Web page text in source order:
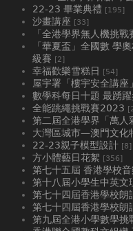
22-23 畢業典禮 [195]
沙畫講座 [33]
「全港學界無人機挑
「華夏盃」全國數 學
級賽 [2]
幸福歡樂雪糕日 [54]
屋宇署「樓宇安全講座」
數學科每日十題 最踴
全能跳繩挑戰賽2023
第二屆全港學界「萬人
大灣區城市—澳門文化
22-23親子模型設計 [8]
方小體藝日花絮 [356]
第七十五屆 香港學校
第十八屆小學生中英文
第七十四屆香港學校朗
第七十四屆香港學校朗
第九屆全港小學數學